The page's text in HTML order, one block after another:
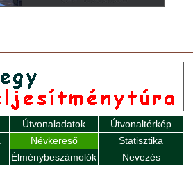
Útvonaladatok
Útvonaltérkép
Névkereső
Statisztika
Élménybeszámolók Nevezés